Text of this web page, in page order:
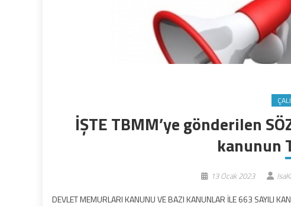
İŞTE TBMM’ye gönderilen
kanunun
13 Ocak 2023
DEVLET MEMURLARI KANUNU VE BAZI KANUNLAR İLE 663 SAYILI